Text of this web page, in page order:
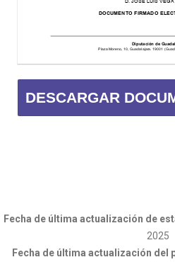
DESCARGAR
Fecha de última actualización de
2025
Fecha de última actualización del